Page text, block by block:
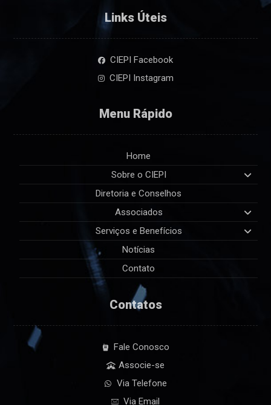
Links Úteis
CIEPI Facebook
CIEPI Instagram
Menu Rápido
Home
Sobre o CIEPI
Diretoria e Conselhos
Associados
Serviços e Benefícios
Notícias
Contato
Contatos
Fale Conosco
Associe-se
Via Telefone
Via Email